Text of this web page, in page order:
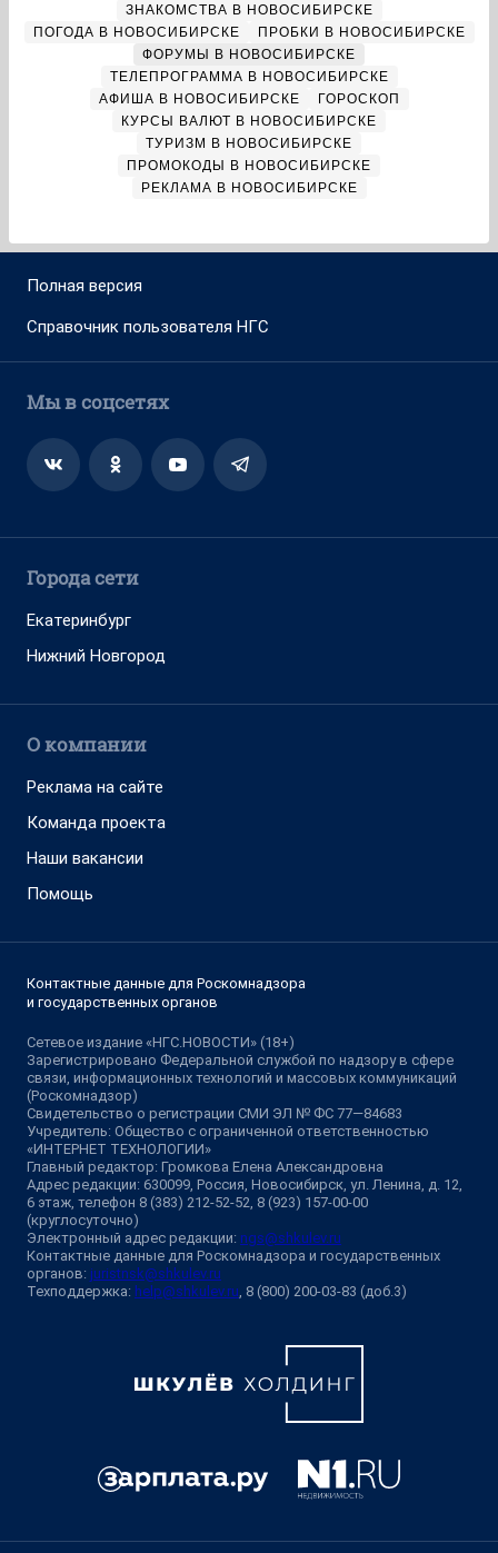
ЗНАКОМСТВА В НОВОСИБИРСКЕ
ПОГОДА В НОВОСИБИРСКЕ
ПРОБКИ В НОВОСИБИРСКЕ
ФОРУМЫ В НОВОСИБИРСКЕ
ТЕЛЕПРОГРАММА В НОВОСИБИРСКЕ
АФИША В НОВОСИБИРСКЕ
ГОРОСКОП
КУРСЫ ВАЛЮТ В НОВОСИБИРСКЕ
ТУРИЗМ В НОВОСИБИРСКЕ
ПРОМОКОДЫ В НОВОСИБИРСКЕ
РЕКЛАМА В НОВОСИБИРСКЕ
Полная версия
Справочник пользователя НГС
Мы в соцсетях
Города сети
Екатеринбург
Нижний Новгород
О компании
Реклама на сайте
Команда проекта
Наши вакансии
Помощь
Контактные данные для Роскомнадзора
и государственных органов
Сетевое издание «НГС.НОВОСТИ» (18+)
Зарегистрировано Федеральной службой по надзору в сфере
связи, информационных технологий и массовых коммуникаций
(Роскомнадзор)
Свидетельство о регистрации СМИ ЭЛ № ФС 77—84683
Учредитель: Общество с ограниченной ответственностью
«ИНТЕРНЕТ ТЕХНОЛОГИИ»
Главный редактор: Громкова Елена Александровна
Адрес редакции: 630099, Россия, Новосибирск, ул. Ленина, д. 12,
6 этаж, телефон 8 (383) 212-52-52, 8 (923) 157-00-00
(круглосуточно)
Электронный адрес редакции: ngs@shkulev.ru
Контактные данные для Роскомнадзора и государственных
органов: juristnsk@shkulev.ru
Техподдержка: help@shkulev.ru, 8 (800) 200-03-83 (доб.3)